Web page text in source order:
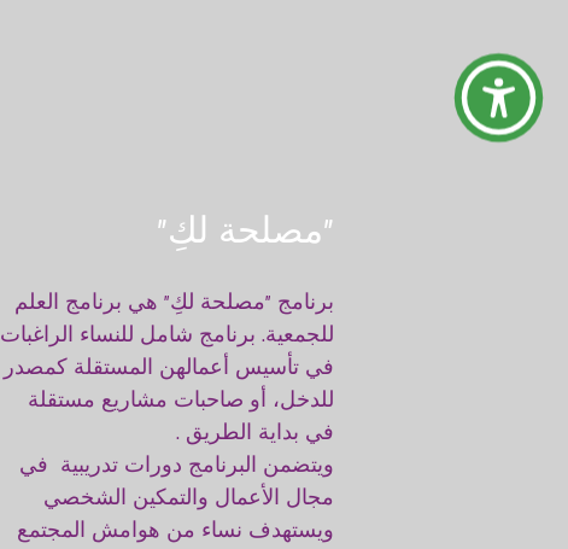
"مصلحة لكِ"
برنامج "مصلحة لكِ" هي برنامج العلم
للجمعية. برنامج شامل للنساء الراغبات
في تأسيس أعمالهن المستقلة كمصدر
للدخل، أو صاحبات مشاريع مستقلة
في بداية الطريق .
ويتضمن البرنامج دورات تدريبية في
مجال الأعمال والتمكين الشخصي
ويستهدف نساء من هوامش المجتمع